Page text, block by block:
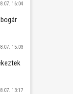
16:04
15:03
13:17